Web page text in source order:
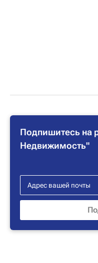
Подпишитесь на
Недвижимость"